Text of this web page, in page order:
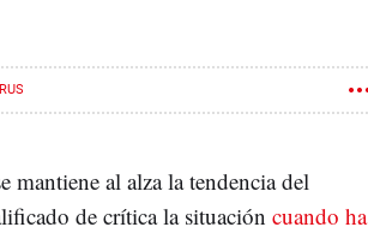
mantiene al alza la tendencia del
de crítica la situación cuando ha